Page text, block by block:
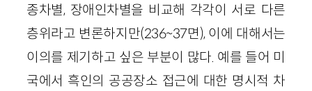
종차별, 장애인차별을 비교해 각각이 서로 다른
층위라고 변론하지만(236~37면), 이에 대해서는
이의를 제기하고 싶은 부분이 많다. 예를 들어 미
국에서 흑인의 공공장소 접근에 대한 명시적 차